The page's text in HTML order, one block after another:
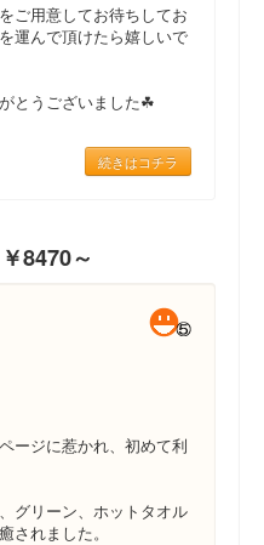
ご用意してお待ちしてお
運んで頂けたら嬉しいで
とうございました☘
続きはコチラ
8470～
ージに惹かれ、初めて利
グリーン、ホットタオル
されました。